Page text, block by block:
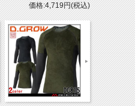
価格:4,719円(税込)